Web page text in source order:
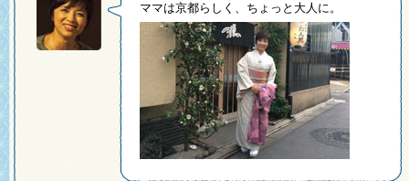
ママは京都らしく、ちょっと大人に。